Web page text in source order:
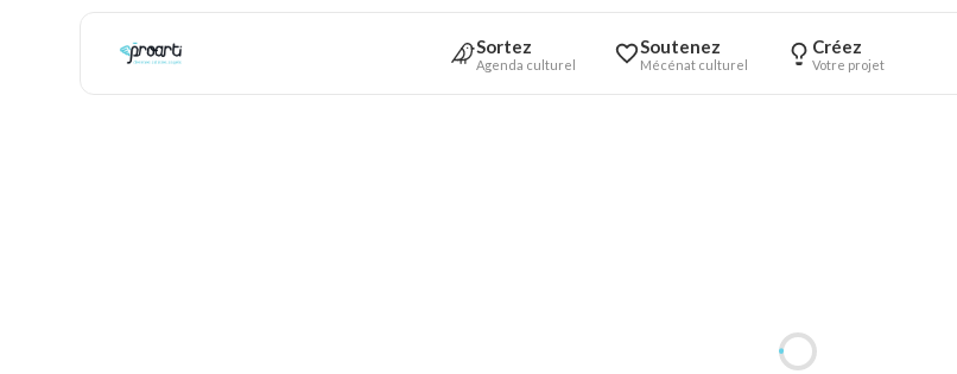
Sortez
Agenda culturel
Soutenez
Mécénat culturel
Créez
Votre projet